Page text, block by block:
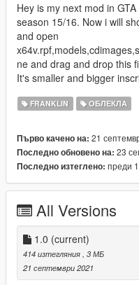
Hey is my next mod in
season 15/16. Now i will
and open
ne and drag and drop this
It's smaller and bigger
FRANKLIN ОБЛЕКЛА
Първо качено на: 21
Последно обновено на: 23
Последно изтеглено: преди
All Versions
1.0 (current)
414 изтегляния, 3 МБ
21 септември 2021